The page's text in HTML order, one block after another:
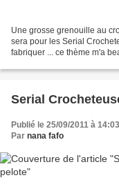
Une grosse grenouille au
sera pour les Serial
fabriquer ... ce thème m'a
Serial
Publié le 25/09/2011 à 14:03
Par nana fafo